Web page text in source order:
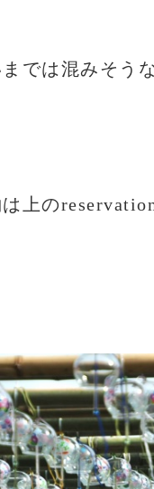
では混みそう
上の